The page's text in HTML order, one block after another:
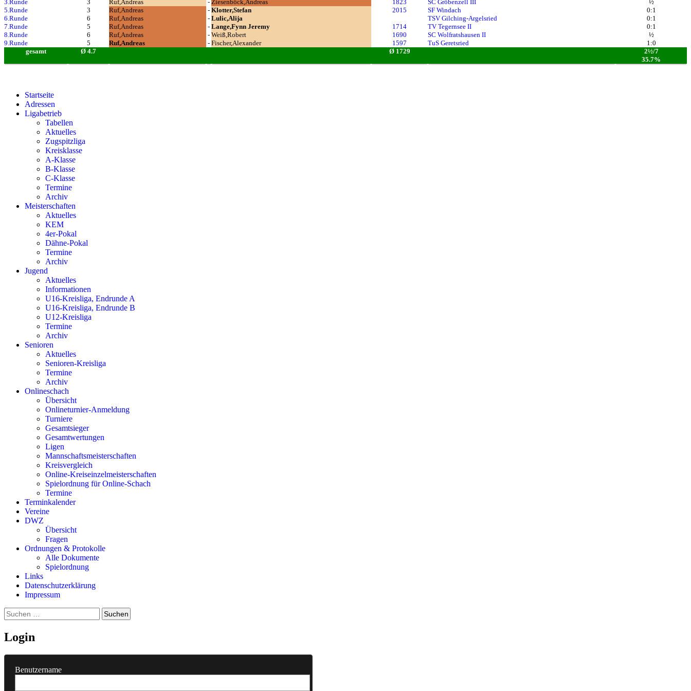
3.Runde
3 Ruf,Andreas - Ziesenböck,Andreas 1823 SC Gröbenzell III
½
5.Runde
3 Ruf,Andreas - Klotter,Stefan 2015 SF Windach
0:1
6.Runde
6 Ruf,Andreas - Lulic,Alija TSV Gilching-Argelsried
0:1
7.Runde
5 Ruf,Andreas - Lange,Fynn Jeremy 1714 TV Tegernsee II
0:1
8.Runde
6 Ruf,Andreas - Weiß,Robert 1690 SC Wolfratshausen II
½
9.Runde
5 Ruf,Andreas - Fischer,Alexander 1597 TuS Geretsried
1:0
gesamt
Ø 4.7 Ø 1729
2½/7
35.7%
Startseite
Adressen
Ligabetrieb
Tabellen
Aktuelles
Zugspitzliga
Kreisklasse
A-Klasse
B-Klasse
C-Klasse
Termine
Archiv
Meisterschaften
Aktuelles
KEM
4er-Pokal
Dähne-Pokal
Termine
Archiv
Jugend
Aktuelles
Informationen
U16-Kreisliga, Endrunde A
U16-Kreisliga, Endrunde B
U12-Kreisliga
Termine
Archiv
Senioren
Aktuelles
Senioren-Kreisliga
Termine
Archiv
Onlineschach
Übersicht
Onlineturnier-Anmeldung
Turniere
Gesamtsieger
Gesamtwertungen
Ligen
Mannschaftsmeisterschaften
Kreisvergleich
Online-Kreiseinzelmeisterschaften
Spielordnung für Online-Schach
Termine
Terminkalender
Vereine
DWZ
Übersicht
Fragen
Ordnungen & Protokolle
Alle Dokumente
Spielordnung
Links
Datenschutzerklärung
Impressum
Suchen
nach:
Login
Benutzername